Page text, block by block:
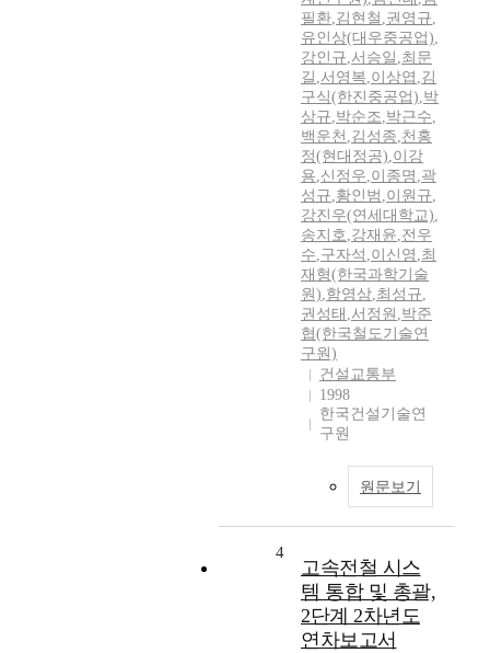
필환,김현철 ,권영규,
유인상(대우중공업),
강인규,서승일 ,최문
길 ,서영복,이상엽 ,김
구식(한진중공업),박
상규,박순조,박근수,
백운천 ,김성종,천홍
정(현대정공),이강
용,신정우,이종명 ,곽
성규,황인범 ,이원규,
강진우(연세대학교),
송지호,강재윤,전우
수,구자석 ,이신영 ,최
재형(한국과학기술
원),함영삼,최성규,
권성태 ,서정원 ,박준
협(한국철도기술연
구원)
건설교통부
1998
한국건설기술연
구원
원문보기
4
고속전철 시스
템 통합 및 총괄,
2단계 2차년도
연차보고서